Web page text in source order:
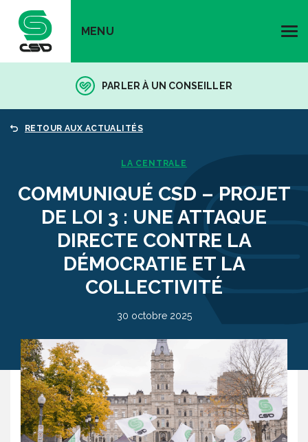
MENU
PARLER À UN CONSEILLER
RETOUR AUX ACTUALITÉS
LA CENTRALE
COMMUNIQUÉ CSD – PROJET
DE LOI 3 : UNE ATTAQUE
DIRECTE CONTRE LA
DÉMOCRATIE ET LA
COLLECTIVITÉ
30 octobre 2025